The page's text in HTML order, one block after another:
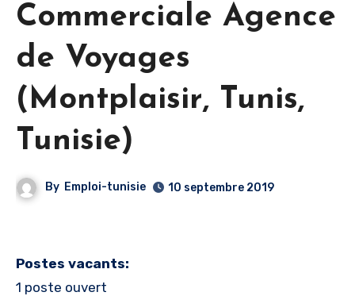
Commerciale Agence
de Voyages
(Montplaisir, Tunis,
Tunisie)
By Emploi-tunisie 10 septembre 2019
Postes vacants:
1 poste ouvert